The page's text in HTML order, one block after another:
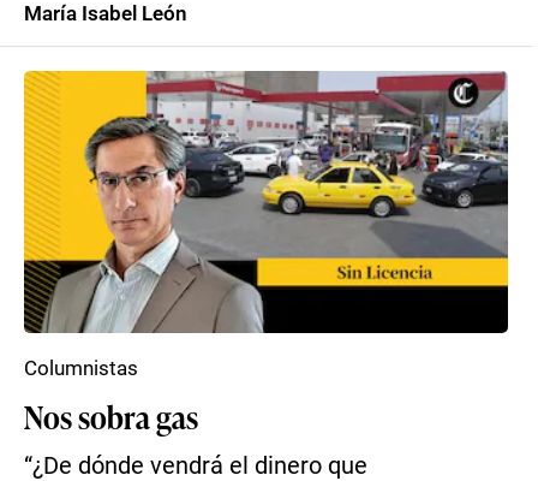
María Isabel León
Nos sobra gas
“¿De dónde vendrá el dinero que
Columnistas